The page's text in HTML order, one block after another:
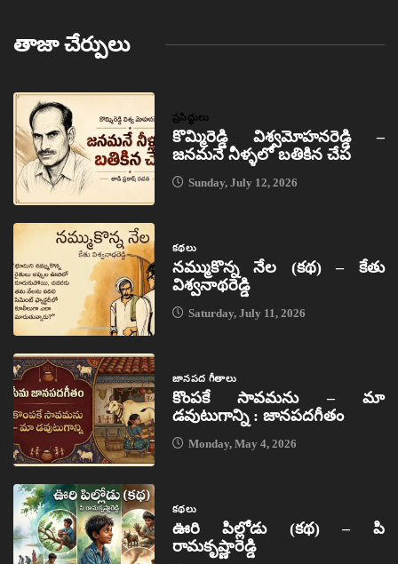
తాజా చేర్పులు
ప్రసిద్ధులు
కొమ్మిరెడ్డి విశ్వమోహనరెడ్డి –
జనమనే నీళ్ళలో బతికిన చేప
Sunday, July 12, 2026
కథలు
నమ్ముకొన్న నేల (కథ) – కేతు
విశ్వనాథరెడ్డి
Saturday, July 11, 2026
జానపద గీతాలు
కొంపకే సావమను – మా
డవుటుగాన్ని : జానపదగీతం
Monday, May 4, 2026
కథలు
ఊరి పిల్లోడు (కథ) – పి
రామకృష్ణారెడ్డి